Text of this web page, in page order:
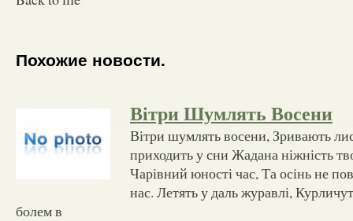
Похожие новости.
Вітри Шумлять Восени
Вітри шумлять восени, Зривають
приходить у сни Жадана ніжність
Чарівний юності час, Та осінь не
нас. Летять у даль журавлі,
болем в